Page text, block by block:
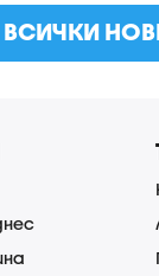
ВСИЧКИ